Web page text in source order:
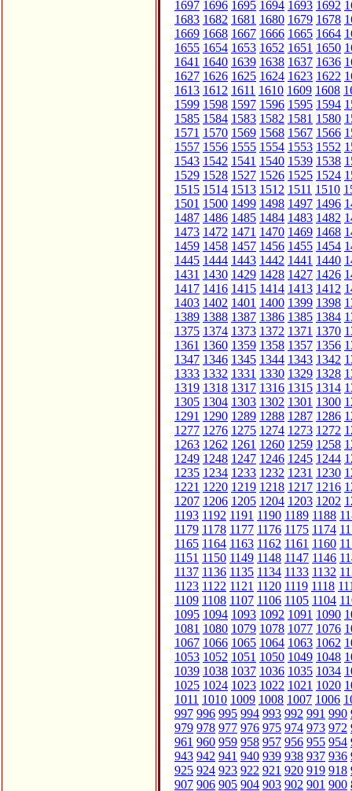
1697 1696 1695 1694 1693 1692
1683 1682 1681 1680 1679 1678
1669 1668 1667 1666 1665 1664
1655 1654 1653 1652 1651 1650
1641 1640 1639 1638 1637 1636
1627 1626 1625 1624 1623 1622
1613 1612 1611 1610 1609 1608
1599 1598 1597 1596 1595 1594
1585 1584 1583 1582 1581 1580
1571 1570 1569 1568 1567 1566
1557 1556 1555 1554 1553 1552
1543 1542 1541 1540 1539 1538
1529 1528 1527 1526 1525 1524
1515 1514 1513 1512 1511 1510
1501 1500 1499 1498 1497 1496
1487 1486 1485 1484 1483 1482
1473 1472 1471 1470 1469 1468
1459 1458 1457 1456 1455 1454
1445 1444 1443 1442 1441 1440
1431 1430 1429 1428 1427 1426
1417 1416 1415 1414 1413 1412
1403 1402 1401 1400 1399 1398
1389 1388 1387 1386 1385 1384
1375 1374 1373 1372 1371 1370
1361 1360 1359 1358 1357 1356
1347 1346 1345 1344 1343 1342
1333 1332 1331 1330 1329 1328
1319 1318 1317 1316 1315 1314
1305 1304 1303 1302 1301 1300
1291 1290 1289 1288 1287 1286
1277 1276 1275 1274 1273 1272
1263 1262 1261 1260 1259 1258
1249 1248 1247 1246 1245 1244
1235 1234 1233 1232 1231 1230
1221 1220 1219 1218 1217 1216
1207 1206 1205 1204 1203 1202
1193 1192 1191 1190 1189 1188
1179 1178 1177 1176 1175 1174
1165 1164 1163 1162 1161 1160
1151 1150 1149 1148 1147 1146
1137 1136 1135 1134 1133 1132
1123 1122 1121 1120 1119 1118
1109 1108 1107 1106 1105 1104
1095 1094 1093 1092 1091 1090
1081 1080 1079 1078 1077 1076
1067 1066 1065 1064 1063 1062
1053 1052 1051 1050 1049 1048
1039 1038 1037 1036 1035 1034
1025 1024 1023 1022 1021 1020
1011 1010 1009 1008 1007 1006
997 996 995 994 993 992 991 990
979 978 977 976 975 974 973 972
961 960 959 958 957 956 955 954
943 942 941 940 939 938 937 936
925 924 923 922 921 920 919 918
907 906 905 904 903 902 901 900